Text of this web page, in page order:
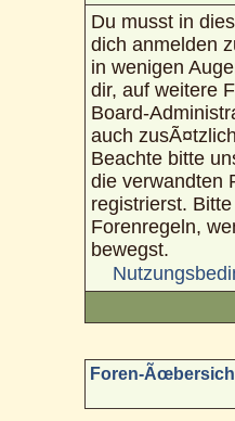
Du musst in
dich anmelden
in wenigen
dir, auf weitere
Board-
auch
Beachte bitte
die verwandten
registrierst.
Forenregeln,
bewegst.
Foren-